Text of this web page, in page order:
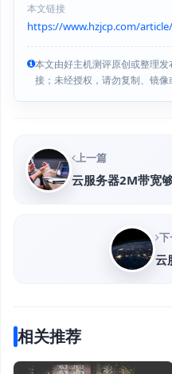
本文链接
https://www.hzjcp.com/
本文由好主机测评原创或整理
接；未经授权，请勿复制、镜像
上一篇
云服务器2M带宽
下
云
相关推荐